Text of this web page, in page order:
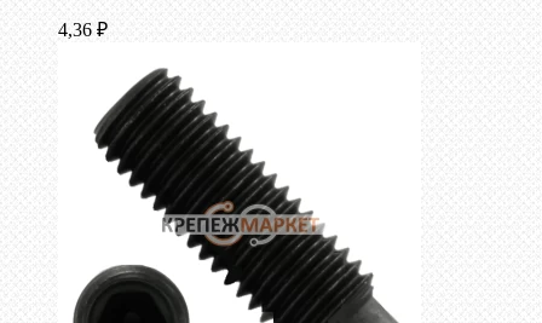
4,36 ₽